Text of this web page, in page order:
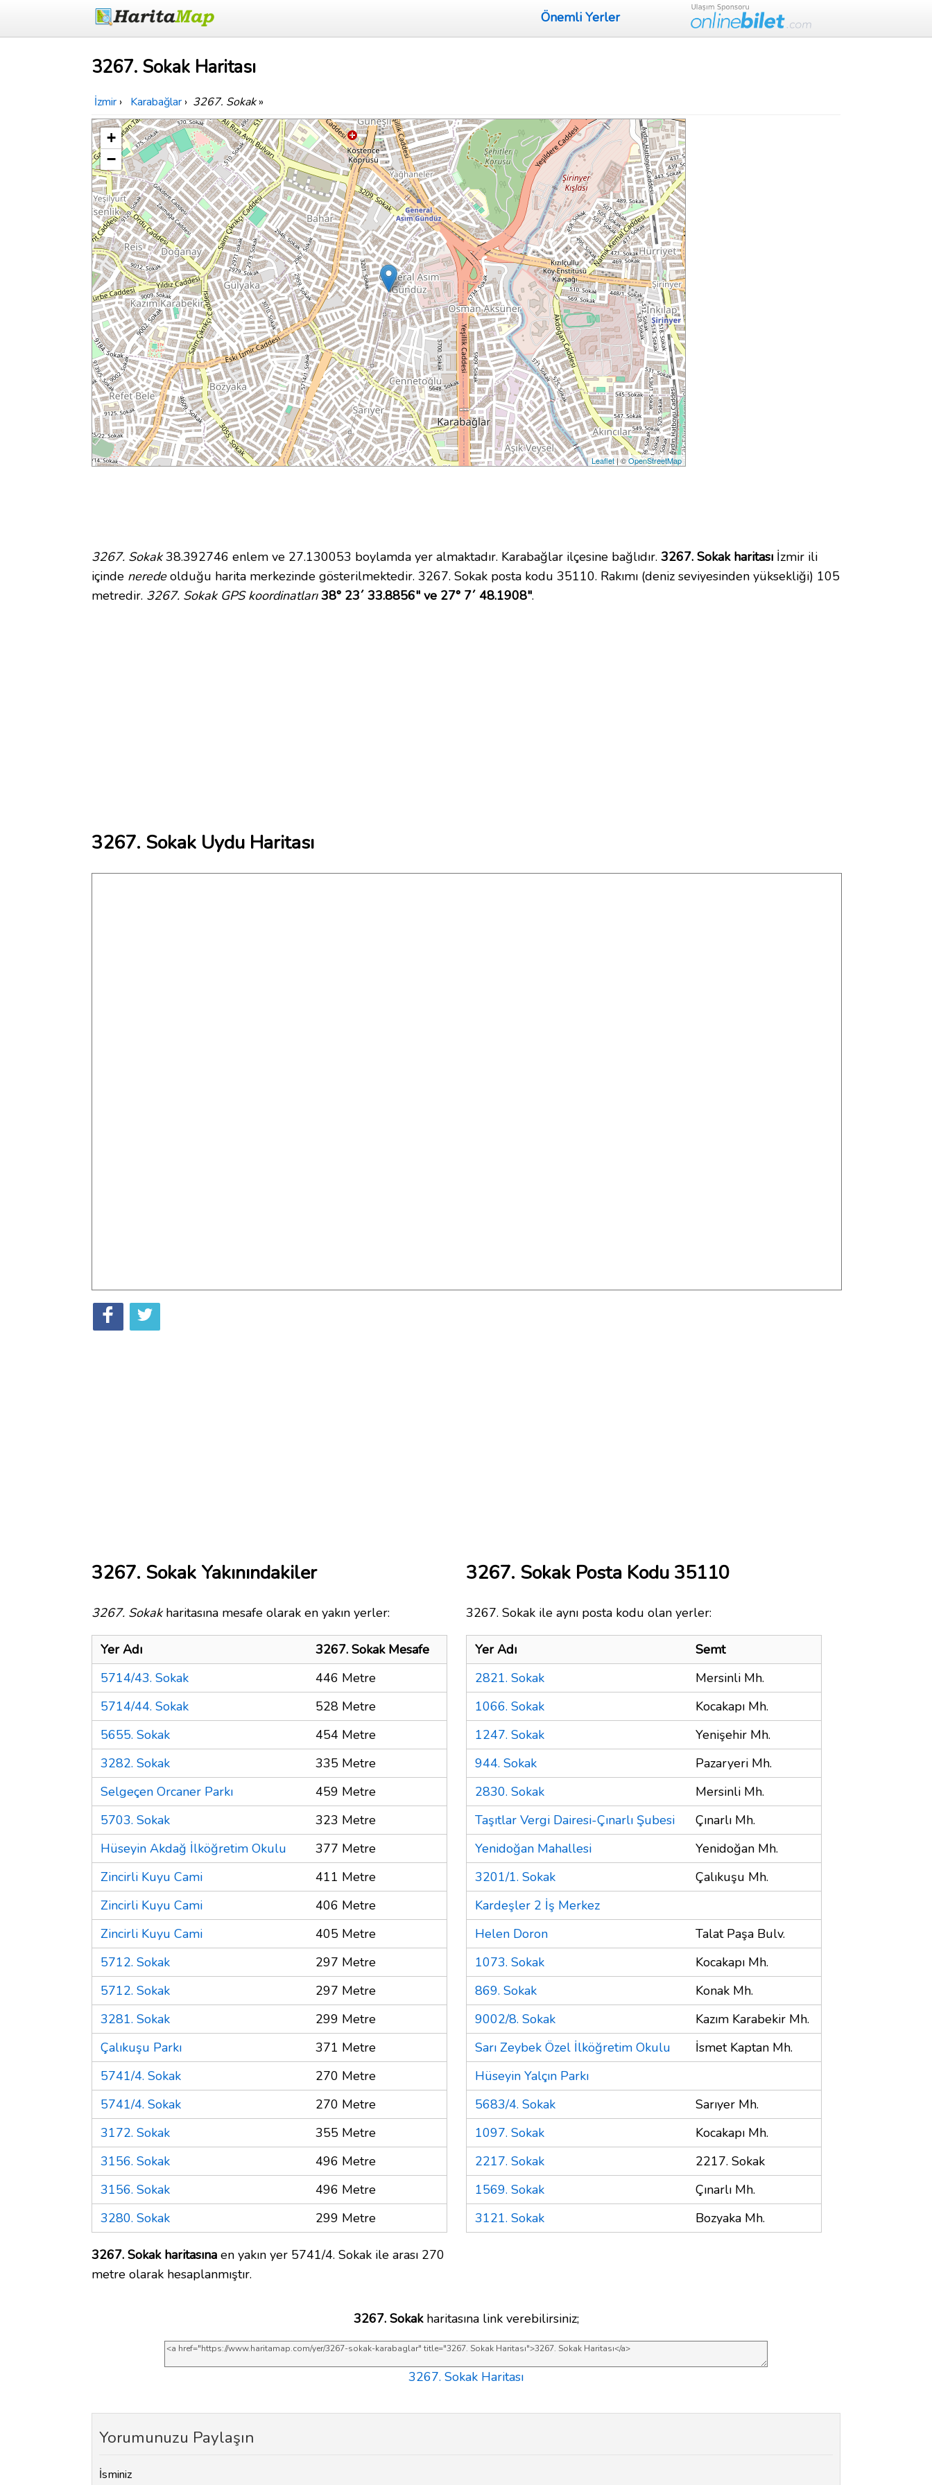
Önemli Yerler
3267. Sokak Haritası
İzmir › Karabağlar › 3267. Sokak»
+
−
Leaflet| ©OpenStreetMap
3267. Sokak38.392746 enlem ve 27.130053 boylamda yer almaktadır. Karabağlar ilçesine bağlıdır. 3267. Sokak haritası İzmir ili
içinde neredeolduğu harita merkezinde gösterilmektedir. 3267. Sokak posta kodu 35110. Rakımı (deniz seviyesinden yüksekliği) 105
metredir. 3267. Sokak GPS koordinatları 38° 23´ 33.8856" ve 27° 7´ 48.1908".
3267. Sokak Uydu Haritası
3267. Sokak Yakınındakiler
3267. Sokakharitasına mesafe olarak en yakın yerler:
Yer Adı
3267. Sokak Mesafe
5714/43. Sokak
446 Metre
5714/44. Sokak
528 Metre
5655. Sokak
454 Metre
3282. Sokak
335 Metre
Selgeçen Orcaner Parkı
459 Metre
5703. Sokak
323 Metre
Hüseyin Akdağ İlköğretim Okulu
377 Metre
Zincirli Kuyu Cami
411 Metre
Zincirli Kuyu Cami
406 Metre
Zincirli Kuyu Cami
405 Metre
5712. Sokak
297 Metre
5712. Sokak
297 Metre
3281. Sokak
299 Metre
Çalıkuşu Parkı
371 Metre
5741/4. Sokak
270 Metre
5741/4. Sokak
270 Metre
3172. Sokak
355 Metre
3156. Sokak
496 Metre
3156. Sokak
496 Metre
3280. Sokak
299 Metre
3267. Sokak haritasına en yakın yer 5741/4. Sokak ile arası 270
metre olarak hesaplanmıştır.
3267. Sokak Posta Kodu 35110
3267. Sokak ile aynı posta kodu olan yerler:
Yer Adı
Semt
2821. Sokak
Mersinli Mh.
1066. Sokak
Kocakapı Mh.
1247. Sokak
Yenişehir Mh.
944. Sokak
Pazaryeri Mh.
2830. Sokak
Mersinli Mh.
Taşıtlar Vergi Dairesi-Çınarlı Şubesi
Çınarlı Mh.
Yenidoğan Mahallesi
Yenidoğan Mh.
3201/1. Sokak
Çalıkuşu Mh.
Kardeşler 2 İş Merkez
Helen Doron
Talat Paşa Bulv.
1073. Sokak
Kocakapı Mh.
869. Sokak
Konak Mh.
9002/8. Sokak
Kazım Karabekir Mh.
Sarı Zeybek Özel İlköğretim Okulu
İsmet Kaptan Mh.
Hüseyin Yalçın Parkı
5683/4. Sokak
Sarıyer Mh.
1097. Sokak
Kocakapı Mh.
2217. Sokak
2217. Sokak
1569. Sokak
Çınarlı Mh.
3121. Sokak
Bozyaka Mh.
3267. Sokakharitasına link verebilirsiniz;
3267. Sokak Haritası
Yorumunuzu Paylaşın
İsminiz